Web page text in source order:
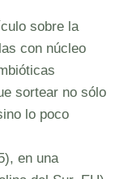
sobre la
con núcleo
sortear no sólo
lo poco
en una